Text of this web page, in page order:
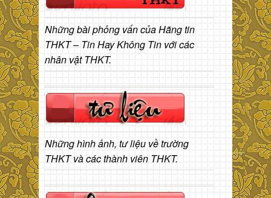
Những bài phỏng vấn của Hãng tin
THKT – Tin Hay Không Tin với các
nhân vật THKT.
Những hình ảnh, tư liệu về trường
THKT và các thành viên THKT.